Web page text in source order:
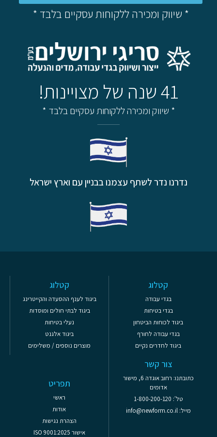
* שיווק ומכירה ללקוחות עסקיים בלבד *
41 שנה של מצויינות!
* שיווק ומכירה ללקוחות עסקיים בלבד *
נדרנו נדר לשתף עצמנו בבניין עם וארץ ישראל
קטלוג
בגדי עבודה
בגדי בטיחות
ביגוד לכוחות הביטחון
בגדי עבודה לחורף
ביגוד לחדרים נקיים
קטלוג
ביגוד לענף ההסעדה והקייטרינג
ביגוד לבתי חולים ומוסדות
נעלי בטיחות
ביגוד אלגנט
מוצרים נוספים / משלימים
צור קשר
כתובתנו: רחוב אוגדה 6, מישור
אדומים
טל': 1-800-200-120
מייל: info@newform.co.il
תפריט
ראשי
אודות
הצהרת נגישות
אישור ISO 9001:2025